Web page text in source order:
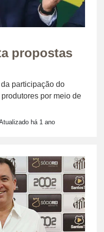
propostas
participação do
por meio de
há 1 ano